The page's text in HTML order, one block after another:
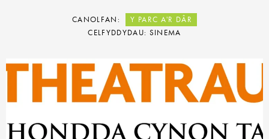
CANOLFAN:
Y PARC A'R DÂR
CELFYDDYDAU: SINEMA